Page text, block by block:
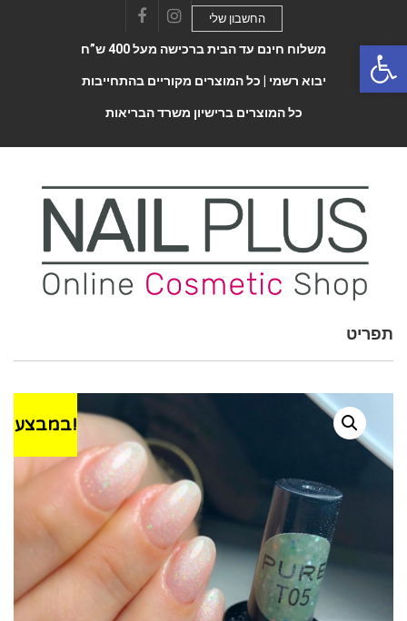
FacebookInstagram
החשבון שלי
משלוח חינם עד הבית ברכישה מעל 400 ש”ח
יבוא רשמי | כל המוצרים מקוריים בהתחייבות
כל המוצרים ברישיון משרד הבריאות
Toggle
תפריט
במבצע!